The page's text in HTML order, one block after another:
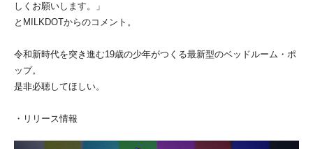
しくお願いします。」
とMILKDOTからのコメント。
令和新時代を突き進む19歳の少年がつくる最新型のベッドルーム・ポ
ップ。
是非必聴してほしい。
・リリース情報